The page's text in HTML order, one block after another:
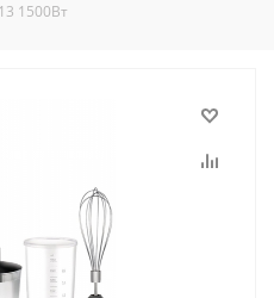
1500Вт